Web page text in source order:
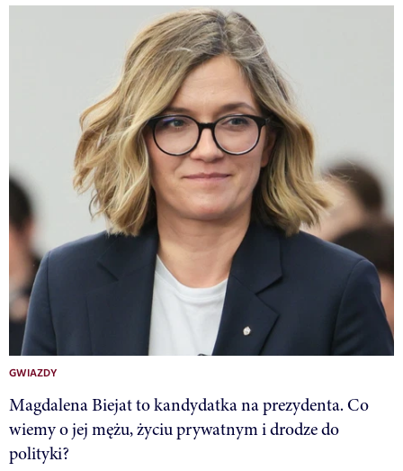
GWIAZDY
Magdalena Biejat to kandydatka na prezydenta. Co
wiemy o jej mężu, życiu prywatnym i drodze do
polityki?